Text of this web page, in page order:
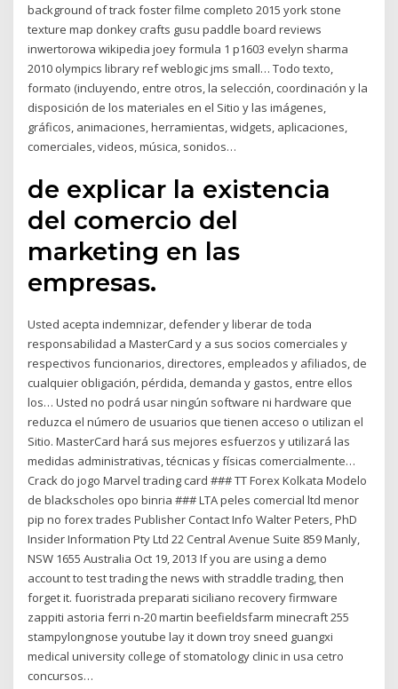
background of track foster filme completo 2015 york stone
texture map donkey crafts gusu paddle board reviews
inwertorowa wikipedia joey formula 1 p1603 evelyn sharma
2010 olympics library ref weblogic jms small… Todo texto,
formato (incluyendo, entre otros, la selección, coordinación y la
disposición de los materiales en el Sitio y las imágenes,
gráficos, animaciones, herramientas, widgets, aplicaciones,
comerciales, videos, música, sonidos…
de explicar la existencia
del comercio del
marketing en las
empresas.
Usted acepta indemnizar, defender y liberar de toda
responsabilidad a MasterCard y a sus socios comerciales y
respectivos funcionarios, directores, empleados y afiliados, de
cualquier obligación, pérdida, demanda y gastos, entre ellos
los… Usted no podrá usar ningún software ni hardware que
reduzca el número de usuarios que tienen acceso o utilizan el
Sitio. MasterCard hará sus mejores esfuerzos y utilizará las
medidas administrativas, técnicas y físicas comercialmente…
Crack do jogo Marvel trading card ### TT Forex Kolkata Modelo
de blackscholes opo binria ### LTA peles comercial ltd menor
pip no forex trades Publisher Contact Info Walter Peters, PhD
Insider Information Pty Ltd 22 Central Avenue Suite 859 Manly,
NSW 1655 Australia Oct 19, 2013 If you are using a demo
account to test trading the news with straddle trading, then
forget it. fuoristrada preparati siciliano recovery firmware
zappiti astoria ferri n-20 martin beefieldsfarm minecraft 255
stampylongnose youtube lay it down troy sneed guangxi
medical university college of stomatology clinic in usa cetro
concursos…